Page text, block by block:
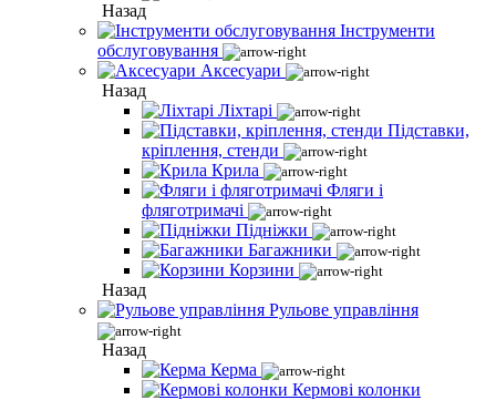
Назад
Інструменти
обслуговування
Аксесуари
Назад
Ліхтарі
Підставки,
кріплення, стенди
Крила
Фляги і
фляготримачі
Підніжки
Багажники
Корзини
Назад
Рульове управління
Назад
Керма
Кермові колонки